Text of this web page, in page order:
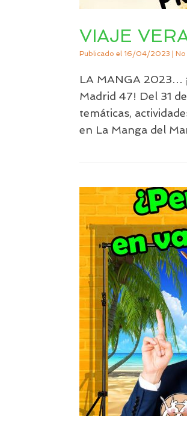
VIAJE
Publicado el 16/04/2023 No
LA MANGA 2023…
Madrid 47! Del 31
temáticas,
en La Manga del